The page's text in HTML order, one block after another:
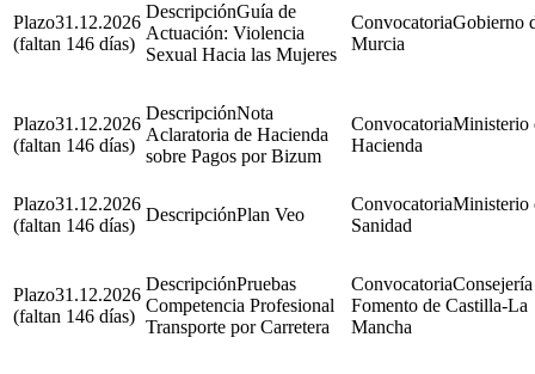
31.12.2026
(faltan 146 días)
Guía de
Actuación: Violencia
Sexual Hacia las Mujeres
Gobierno
Murcia
31.12.2026
(faltan 146 días)
Nota
Aclaratoria de Hacienda
sobre Pagos por Bizum
Ministerio
Hacienda
31.12.2026
(faltan 146 días)
Plan Veo
Ministerio
Sanidad
31.12.2026
(faltan 146 días)
Pruebas
Competencia Profesional
Transporte por Carretera
Fomento de Castilla-La
Mancha